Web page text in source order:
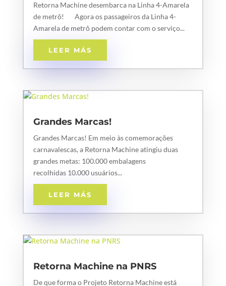
Retorna Machine desembarca na Linha 4-Amarela
de metrô! Agora os passageiros da Linha 4-
Amarela de metrô podem contar com o serviço...
LEER MÁS
Grandes Marcas!
Grandes Marcas! Em meio às comemorações
carnavalescas, a Retorna Machine atingiu duas
grandes metas: 100.000 embalagens
recolhidas 10.000 usuários...
LEER MÁS
Retorna Machine na PNRS
De que forma o Projeto Retorna Machine está